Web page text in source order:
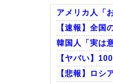
アメリカ人「
【速報】全国
韓国人「実は
【ヤバい】
【悲報】ロシ